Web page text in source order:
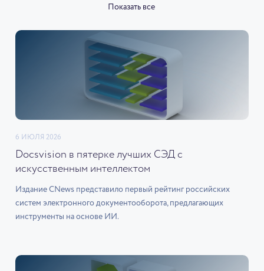
Показать все
6 ИЮЛЯ 2026
Docsvision в пятерке лучших СЭД с
искусственным интеллектом
Издание CNews представило первый рейтинг российских
систем электронного документооборота, предлагающих
инструменты на основе ИИ.